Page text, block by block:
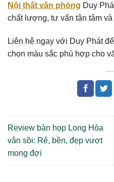
Nội thất văn phòng Duy
chất lượng, tư vấn tận tâm
Liên hệ ngay với Duy Phát
chọn màu sắc phù hợp cho
Review bàn họp Long Hòa
vân sồi: Rẻ, bền, đẹp vượt
mong đợi